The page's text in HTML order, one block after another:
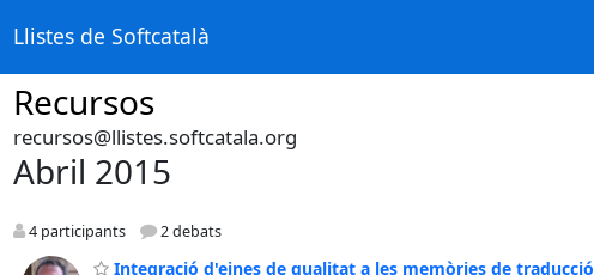
Llistes de Softcatalà
Recursos
recursos@llistes.softcatala.org
Abril 2015
4 participants 2 debats
Integració d'eines de qualitat a les memòries de traducció